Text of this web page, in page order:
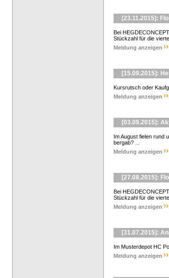
[23.11.2015]:
Bei
Stückzahl für die
Meldung anzeigen
[15.09.2015]:
Kursrutsch oder
Meldung anzeigen
[03.09.2015]:
Im August fielen rund
bergab? ...
Meldung anzeigen
[27.08.2015]:
Bei
Stückzahl für die
Meldung anzeigen
[31.07.2015]:
Im Musterdepot HC
Meldung anzeigen